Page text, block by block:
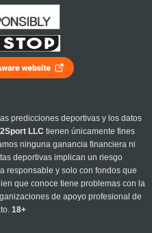
predicciones deportivas y los datos
LLC tienen únicamente fines
ninguna ganancia financiera ni
deportivas implican un riesgo
responsable y solo con fondos que
que conoce tiene problemas con la
de apoyo profesional de
18+